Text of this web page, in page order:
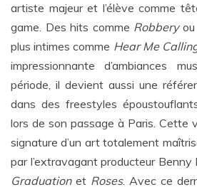
artiste majeur et l’élève comme
game. Des hits comme Robberyou
plus intimes comme Hear Me
impressionnante d’ambiances
période, il devient aussi une
dans des freestyles
lors de son passage à Paris. Cette
signature d’un art totalement
par l’extravagant producteur Benny
Graduationet Roses. Avec ce